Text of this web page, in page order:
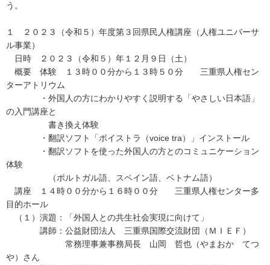
う。
１ ２０２３（令和５）年度第３回県民人権講座（人権ユニバーサ
ル事業）
日時 ２０２３（令和５）年１２月９日（土）
概要 体験 １３時００分から１３時５０分 三重県人権セン
ターアトリウム
・外国人の方にわかりやすく説明する「やさしい日本語」
の入門講座と
書き換え体験
・翻訳ソフト「ボイストラ（voice tra）」インストール
・翻訳ソフトを使った外国人の方とのコミュニケーション
体験
（ポルトガル語、スペイン語、ベトナム語）
講座 １４時００分から１６時００分 三重県人権センター多
目的ホール
（１）演題：「外国人との共生社会実現に向けて」
講師：公益財団法人 三重県国際交流財団（ＭＩＥＦ）
常務理事兼事務局長 山岡 哲也（やまおか てつ
や）さん